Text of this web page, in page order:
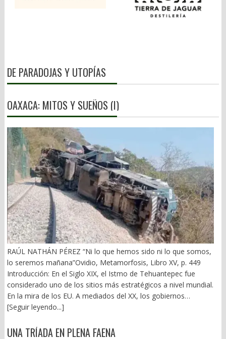
DE PARADOJAS Y UTOPÍAS
OAXACA: MITOS Y SUEÑOS (I)
RAÚL NATHÁN PÉREZ “Ni lo que hemos sido ni lo que somos,
lo seremos mañana”Ovidio, Metamorfosis, Libro XV, p. 449
Introducción: En el Siglo XIX, el Istmo de Tehuantepec fue
considerado uno de los sitios más estratégicos a nivel mundial.
En la mira de los EU. A mediados del XX, los gobiernos
emanados del PRI iniciaron una serie de proyectos, todos
Transístmico, Proyecto Alfa-Omega, Plan Puebla-Panamá y
[Seguir leyendo...]
UNA TRÍADA EN PLENA FAENA